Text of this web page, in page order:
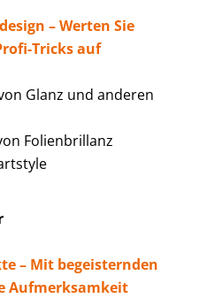
– Werten Sie
Tricks auf
Glanz und anderen
Folienbrillanz
– Mit begeisternden
Aufmerksamkeit